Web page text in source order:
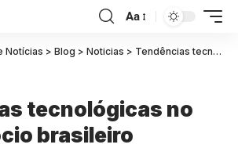
Aa
Notícias > Blog > Noticias > Tendências tecnológicas no agronegócio brasileiro
tecnológicas no
brasileiro